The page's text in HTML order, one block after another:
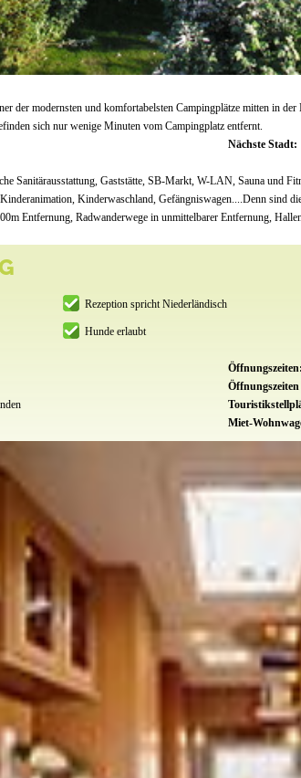
der modernsten und komfortabelsten Campingplätze mitten in der
sich nur wenige Minuten vom Campingplatz entfernt.
Nächste Stadt:
Sanitärausstattung, Gaststätte, SB-Markt, W-LAN, Sauna und
Kinderwaschland, Gefängniswagen....Denn sind
Entfernung, Radwanderwege in unmittelbarer Entfernung,
Rezeption spricht Niederländisch
Hunde erlaubt
Öffnungszeiten:
Miet-